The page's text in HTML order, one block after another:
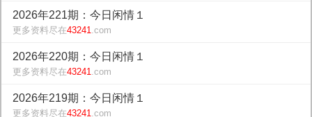
2026年221期：今日闲情１
更多资料尽在43241.com
2026年220期：今日闲情１
更多资料尽在43241.com
2026年219期：今日闲情１
更多资料尽在43241.com